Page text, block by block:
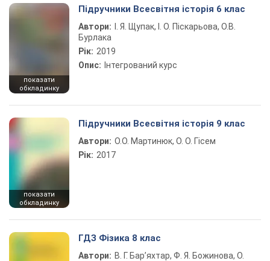
показати
обкладинку
Підручники Всесвітня історія 6 клас
Автори:
І. Я. Щупак, І. О. Піскарьова, О.В.
Бурлака
Рік: 2019
Опис: Інтегрований курс
показати
обкладинку
Підручники Всесвітня історія 9 клас
Автори: О.О. Мартинюк, О. О. Гісем
Рік: 2017
ГДЗ Фізика 8 клас
Автори: В. Г. Бар’яхтар, Ф. Я. Божинова, О.